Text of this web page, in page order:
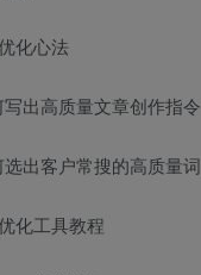
化心法
出高质量文章创作指令
出客户常搜的高质量词
化工具教程